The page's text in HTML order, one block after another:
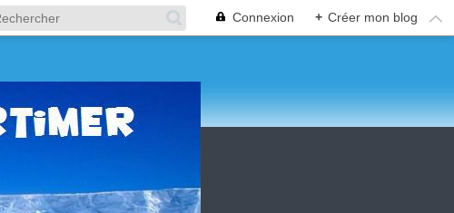
Connexion + Créer mon blog